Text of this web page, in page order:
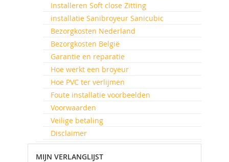
Installeren Soft close Zitting
installatie Sanibroyeur Sanicubic
Bezorgkosten Nederland
Bezorgkosten België
Garantie en reparatie
Hoe werkt een broyeur
Hoe PVC ter verlijmen
Foute installatie voorbeelden
Voorwaarden
Veilige betaling
Disclaimer
MIJN VERLANGLIJST